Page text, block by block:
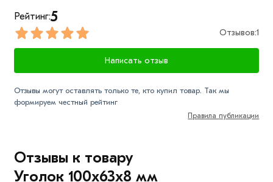
Условия доставки и цена на товар Уголок 100х63х8
мм из категорииУголок неравнополочный
действительн в Москве и области. Наши
профессиональные менеджеры обработают заказ и
или самовывоза.
Данний товар от производителя сертифицирован,
купленного товарa в течение 7 дней (наличие чека
обязательно).
Отзывы к товару
Уголок 100х63х8 мм
Рейтинг:5
Отзывов:1
Написать отзыв
Отзывы могут оставлять только те, кто купил товар. Так мы
формируем честный рейтинг
Правила публикации